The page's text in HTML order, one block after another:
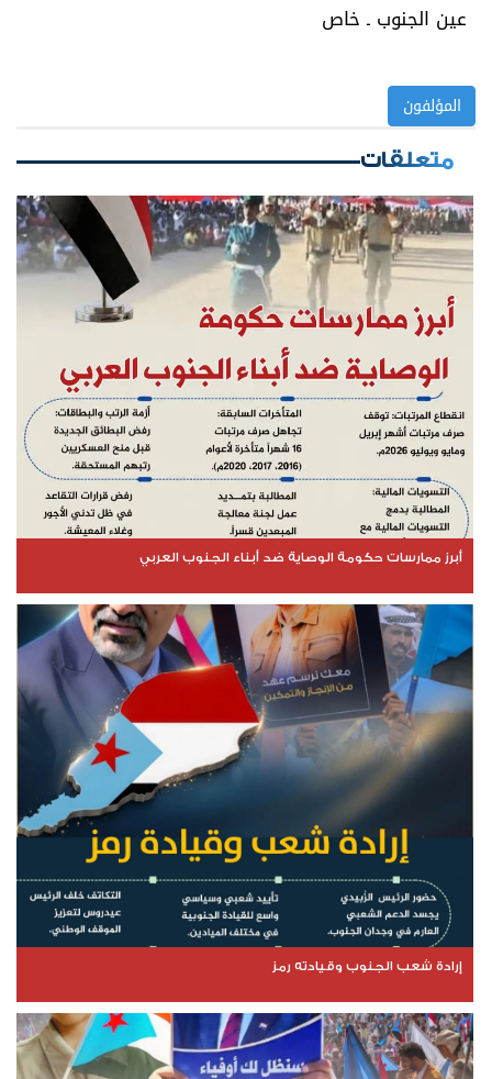
عين الجنوب ـ خاص
المؤلفون
متعلقات
أبرز ممارسات حكومة الوصاية ضد أبناء الجنوب العربي
إرادة شعب الجنوب وقيادته رمز